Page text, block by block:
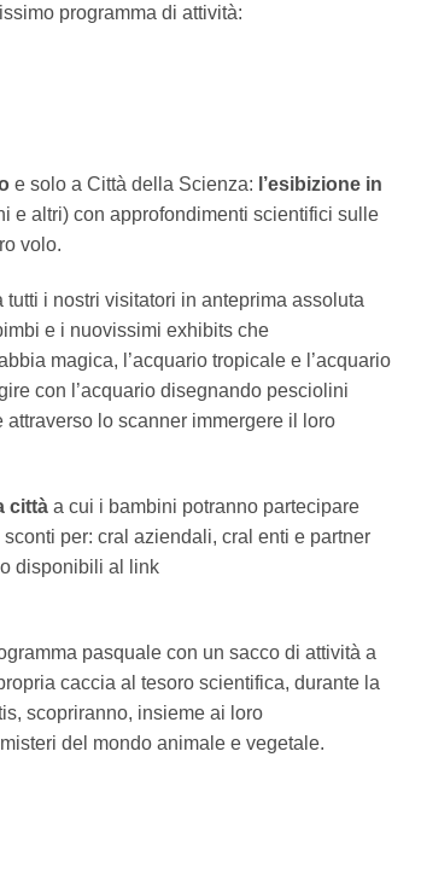
programma di attività:
e solo a Città della Scienza: l’esibizione in
e altri) con approfondimenti scientifici sulle
volo.
tutti i nostri visitatori in anteprima assoluta
e i nuovissimi exhibits che
magica, l’acquario tropicale e l’acquario
con l’acquario disegnando pesciolini
attraverso lo scanner immergere il loro
città a cui i bambini potranno partecipare
per: cral aziendali, cral enti e partner
disponibili al link
pasquale con un sacco di attività a
caccia al tesoro scientifica, durante la
scopriranno, insieme ai loro
del mondo animale e vegetale.